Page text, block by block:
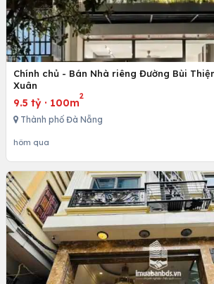
Chính chủ - Bán Nhà riêng Đường Bùi
Xuân
9.5 tỷ · 100m
2
Thành phố Đà Nẵng
hôm qua